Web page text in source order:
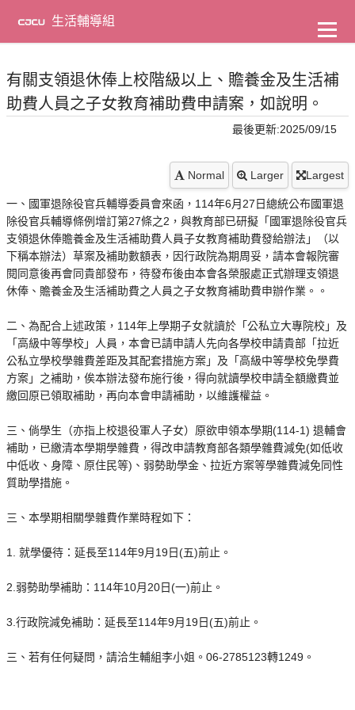
主
容
生活輔導組
有關支領退休俸上校階級以上、贍養金及生活補
助費人員之子女教育補助費申請案，如說明。
最後更新:2025/09/15
Normal Larger Largest
一、國軍退除役官兵輔導委員會來函，114年6月27日總統公布國軍退
除役官兵輔導條例增訂第27條之2，與教育部已研擬「國軍退除役官兵
支領退休俸贍養金及生活補助費人員子女教育補助費發給辦法」（以
下稱本辦法）草案及補助數額表，因行政院為期周妥，請本會報院審
閱同意後再會同貴部發布，待發布後由本會各榮服處正式辦理支領退
休俸、贍養金及生活補助費之人員之子女教育補助費申辦作業。。
二、為配合上述政策，114年上學期子女就讀於「公私立大專院校」及
「高級中等學校」人員，本會已請申請人先向各學校申請貴部「拉近
公私立學校學雜費差距及其配套措施方案」及「高級中等學校免學費
方案」之補助，俟本辦法發布施行後，得向就讀學校申請全額繳費並
繳回原已領取補助，再向本會申請補助，以維護權益。
三、倘學生（亦指上校退役軍人子女）原欲申領本學期(114-1) 退輔會
補助，已繳清本學期學雜費，得改申請教育部各類學雜費減免(如低收
中低收、身障、原住民等)、弱勢助學金、拉近方案等學雜費減免同性
質助學措施。
三、本學期相關學雜費作業時程如下：
1. 就學優待：延長至114年9月19日(五)前止。
2.弱勢助學補助：114年10月20日(一)前止。
3.行政院減免補助：延長至114年9月19日(五)前止。
三、若有任何疑問，請洽生輔組李小姐。06-2785123轉1249。